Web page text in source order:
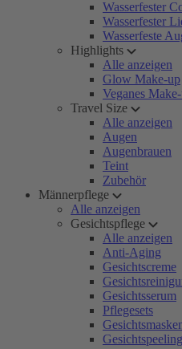
Wasserfester
Wasserfester
Wasserfeste
Highlights
Alle anzeigen
Glow Make-up
Veganes
Travel Size
Alle anzeigen
Augen
Augenbrauen
Teint
Zubehör
Männerpflege
Alle anzeigen
Gesichtspflege
Alle anzeigen
Anti-Aging
Gesichtscreme
Gesichtsserum
Pflegesets
Gesichtspeeling